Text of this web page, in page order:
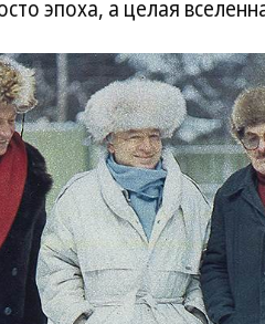
эпоха, а целая